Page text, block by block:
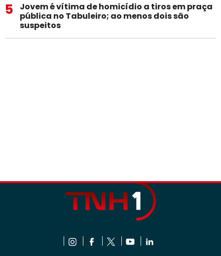
5
Jovem é vítima de homicídio a tiros em praça
pública no Tabuleiro; ao menos dois são
suspeitos